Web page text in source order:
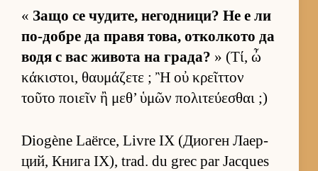
« Защо се чу­ди­те, не­год­ни­ци? Не е ли
по-добре да правя то­ва, от­кол­кото да
водя с вас жи­вота на гра­да? » (Τί, ὦ
κάκιστοι, θαυμάζετε ; Ἢ οὐ κρεῖττον
τοῦτο ποιεῖν ἢ μεθ’ ὑμῶν πολιτεύεσθαι ;)
Diogène Laërce, Livre IX (Ди­о­ген Ла­ер­
ций, Книга IX), trad. du grec par Jacques